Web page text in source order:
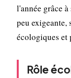
l'année grâce
peu exigeante,
écologiques et
Rôle